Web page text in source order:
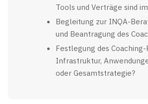
Tools und Verträge sind
Begleitung zur INQA-
und Beantragung des
Festlegung des Coaching-
Infrastruktur,
oder Gesamtstrategie?